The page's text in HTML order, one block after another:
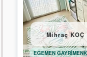
EPA
DORUK
Mihraç KOÇ